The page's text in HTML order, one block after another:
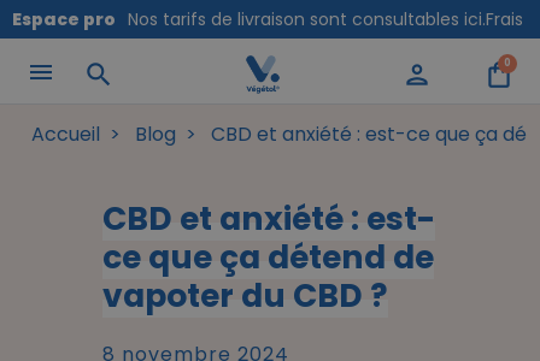
Panneau de gestion des cookies
Espace pro Nos tarifs de livraison sont consultables ici.Frais
search person shopping_bag
0
Accueil Blog CBD et anxiété : est-ce que ça
CBD et anxiété : est-
ce que ça détend de
vapoter du CBD ?
8 novembre 2024